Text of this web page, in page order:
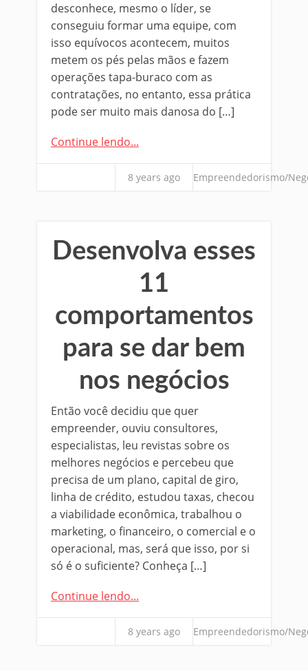
desconhece, mesmo o líder, se
conseguiu formar uma equipe, com
isso equívocos acontecem, muitos
metem os pés pelas mãos e fazem
operações tapa-buraco com as
contratações, no entanto, essa prática
pode ser muito mais danosa do […]
Continue lendo...
8 years ago Empreendedorismo/
Desenvolva esses
11
comportamentos
para se dar bem
nos negócios
Então você decidiu que quer
empreender, ouviu consultores,
especialistas, leu revistas sobre os
melhores negócios e percebeu que
precisa de um plano, capital de giro,
linha de crédito, estudou taxas, checou
a viabilidade econômica, trabalhou o
marketing, o financeiro, o comercial e o
operacional, mas, será que isso, por si
só é o suficiente? Conheça […]
Continue lendo...
8 years ago Empreendedorismo/